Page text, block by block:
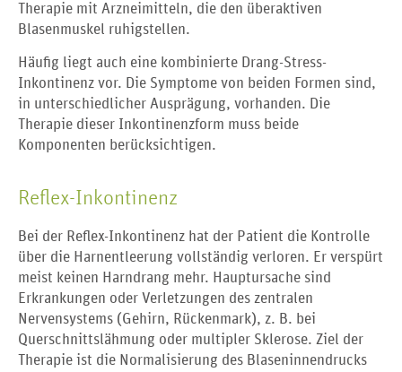
Therapie mit Arzneimitteln, die den überaktiven
Blasenmuskel ruhigstellen.
Häufig liegt auch eine kombinierte Drang-Stress-
Inkontinenz vor. Die Symptome von beiden Formen sind,
in unterschiedlicher Ausprägung, vorhanden. Die
Therapie dieser Inkontinenzform muss beide
Komponenten berücksichtigen.
Reflex-Inkontinenz
Bei der Reflex-Inkontinenz hat der Patient die Kontrolle
über die Harnentleerung vollständig verloren. Er verspürt
meist keinen Harndrang mehr. Hauptursache sind
Erkrankungen oder Verletzungen des zentralen
Nervensystems (Gehirn, Rückenmark), z. B. bei
Querschnittslähmung oder multipler Sklerose. Ziel der
Therapie ist die Normalisierung des Blaseninnendrucks